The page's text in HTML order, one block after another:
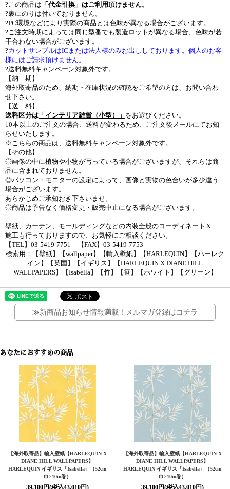
?この商品は 「代金引換」はご利用頂けません。
?裏にのりは付いておりません。
?PC環境などにより実際の商品とは色味が異なる場合がございます。
?ご注文時期によっては同じ型番でも製造ロットが異なる場合、色味が若
干合わない場合がございます。
?カットサンプルはICまたは法人様のみお出ししております。個人のお客
様にはご請求頂けません。
?送料無料キャンペーン対象外です。
【納 期】
海外取寄品のため、納期・在庫状況の確認をご希望の方は、お問い合わ
せ下さい。
【送 料】
送料区分は 「インテリア雑貨（小型）」 をお選びください。
10本以上のご注文の場合、送料が変わるため、ご注文後メールにてお知
らせいたします。
※こちらの商品は、送料無料キャンペーン対象外です。
【その他】
◎画像の中に植物や小物が写っている場合がございますが、それらは商
品に含まれておりません。
◎パソコン・モニターの設定によって、画像と実物の色合いが多少違う
場合がございます。
あらかじめご承知おき下さいませ。
◎商品は予告なく価格変更・販売中止になる場合がございます。
壁紙、カーテン、モールディングなどの内装全般のコーディネート＆
施工も行っておりますので、お気軽にご相談ください。
【TEL】03-5419-7751 【FAX】03-5419-7753
検索用：【壁紙】【wallpaper】【輸入壁紙】【HARLEQUIN】【ハーレク
イン】【英国】【イギリス】【HARLEQUIN X DIANE HILL
WALLPAPERS】【Isabella】【竹】【笹】【ホワイト】【グリーン】
≫新商品お知らせ情報満載！メルマガ登録はコチラ
あなたにおすすめの商品
【海外取寄品】輸入壁紙【HARLEQUIN X
DIANE HILL WALLPAPERS】
HARLEQUIN イギリス「Isabella」（52cm
巾×10m巻）
39,100円(税込43,010円)
【海外取寄品】輸入壁紙【HARLEQUIN X
DIANE HILL WALLPAPERS】
HARLEQUIN イギリス「Isabella」（52cm
巾×10m巻）
39,100円(税込43,010円)